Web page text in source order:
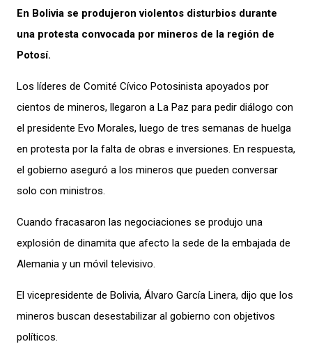
En Bolivia se produjeron violentos disturbios durante
una protesta convocada por mineros de la región de
Potosí.
Los líderes de Comité Cívico Potosinista apoyados por
cientos de mineros, llegaron a La Paz para pedir diálogo con
el presidente Evo Morales, luego de tres semanas de huelga
en protesta por la falta de obras e inversiones. En respuesta,
el gobierno aseguró a los mineros que pueden conversar
solo con ministros.
Cuando fracasaron las negociaciones se produjo una
explosión de dinamita que afecto la sede de la embajada de
Alemania y un móvil televisivo.
El vicepresidente de Bolivia, Álvaro García Linera, dijo que los
mineros buscan desestabilizar al gobierno con objetivos
políticos.